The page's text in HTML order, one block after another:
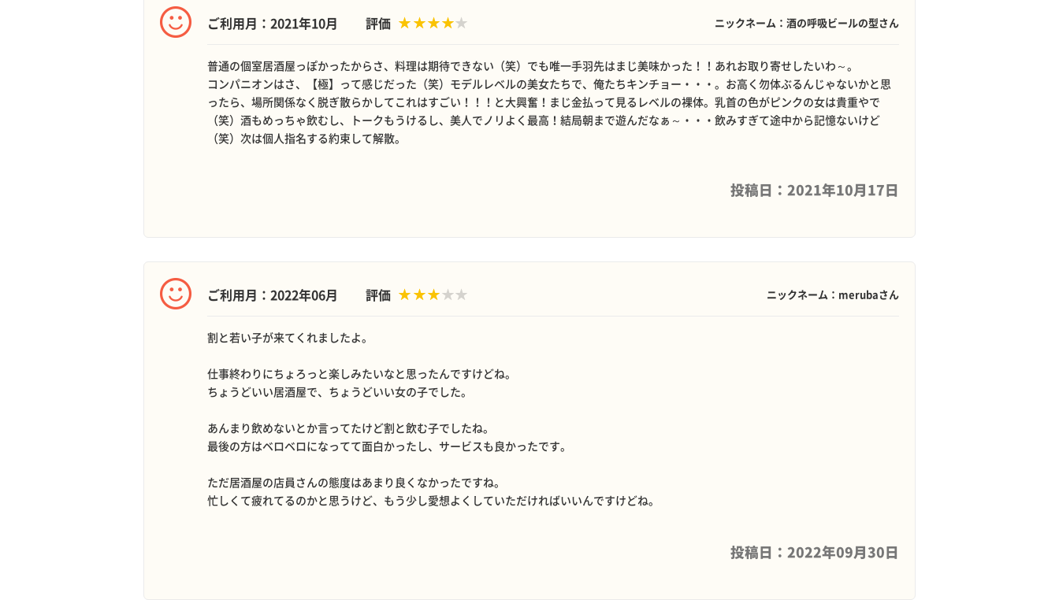
ご利用月：2021年10月 ニックネーム：酒の呼吸ビールの型さん
評価
普通の個室居酒屋っぽかったからさ、料理は期待できない（笑）でも唯一手羽先はまじ美味かった！！あれお取り寄せしたいわ～。
コンパニオンはさ、【極】って感じだった（笑）モデルレベルの美女たちで、俺たちキンチョー・・・。お高く勿体ぶるんじゃないかと思
ったら、場所関係なく脱ぎ散らかしてこれはすごい！！！と大興奮！まじ金払って見るレベルの裸体。乳首の色がピンクの女は貴重やで
（笑）酒もめっちゃ飲むし、トークもうけるし、美人でノリよく最高！結局朝まで遊んだなぁ～・・・飲みすぎて途中から記憶ないけど
（笑）次は個人指名する約束して解散。
投稿日：2021年10月17日
ご利用月：2022年06月 ニックネーム：merubaさん
評価
割と若い子が来てくれましたよ。
仕事終わりにちょろっと楽しみたいなと思ったんですけどね。
ちょうどいい居酒屋で、ちょうどいい女の子でした。
あんまり飲めないとか言ってたけど割と飲む子でしたね。
最後の方はベロベロになってて面白かったし、サービスも良かったです。
ただ居酒屋の店員さんの態度はあまり良くなかったですね。
忙しくて疲れてるのかと思うけど、もう少し愛想よくしていただければいいんですけどね。
投稿日：2022年09月30日